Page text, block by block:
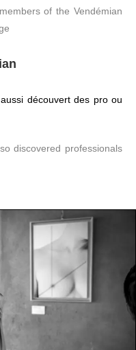
of the Vendémian
découvert des pro ou
discovered professionals